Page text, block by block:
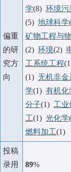
偏重
的研
究方
向
学(8) 环境污
(5) 地球科学
矿物工程与
(2) 环境(2)
工系统工程
(1) 无机非金
学(1) 有机化
分子(1) 工业
工(1) 光化学
燃料加工(1)
投稿
录用
89%